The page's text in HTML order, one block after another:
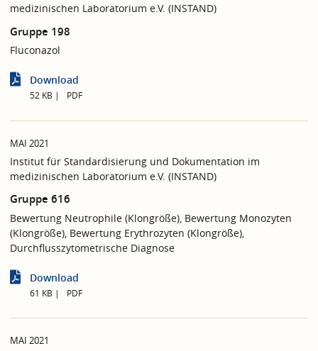
medizinischen Laboratorium e.V. (INSTAND)
Gruppe 198
Fluconazol
Download
52 KB PDF
MAI 2021
Institut für Standardisierung und Dokumentation im
medizinischen Laboratorium e.V. (INSTAND)
Gruppe 616
Bewertung Neutrophile (Klongröße), Bewertung Monozyten
(Klongröße), Bewertung Erythrozyten (Klongröße),
Durchflusszytometrische Diagnose
Download
61 KB PDF
MAI 2021